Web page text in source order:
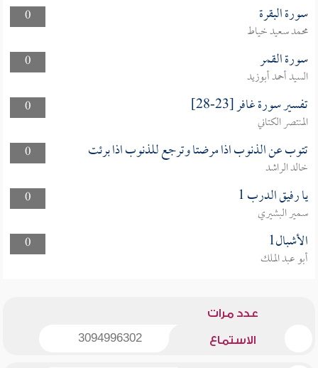
0
سورة البقرة
محمد سعيد خياط
0
سورة القمر
السيد أحمد أبوزيد
0
تفسير سورة غافر [23-28]
المنتصر الكتاني
0
تتوب عن الذنوب اذا مرضتا وترجع للذنوب اذا برئت
خالد الراشد
0
يا رفيق الدرب 1
سمير البشيري
0
الأشبال1
أبو عبد الملك
عدد مرات
الاستماع 3094996302